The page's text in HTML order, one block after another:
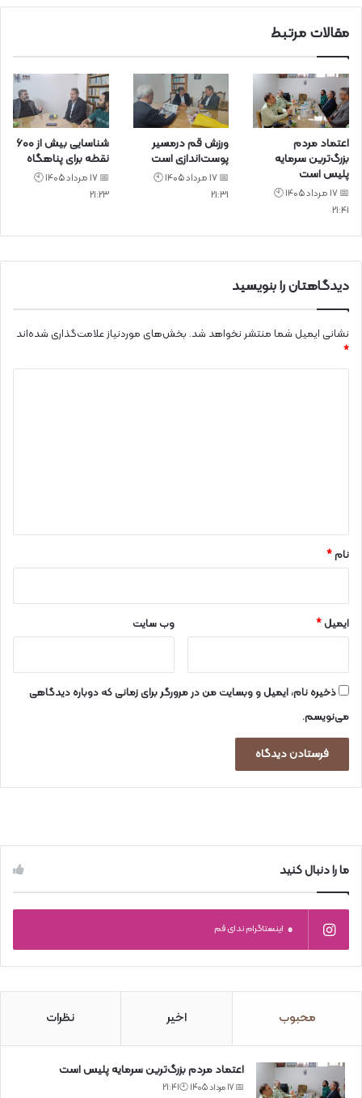
مقالات مرتبط
اعتماد مردم
بزرگ‌ترین سرمایه
پلیس است
📅 17 مرداد 1405 🕙
21:41
ورزش قم درمسیر
پوست‌اندازی است
📅 17 مرداد 1405 🕙
21:31
شناسایی بیش از ۶۰۰
نقطه برای پناهگاه
📅 17 مرداد 1405 🕙
21:23
دیدگاهتان را بنویسید
نشانی ایمیل شما منتشر نخواهد شد. بخش‌های موردنیاز علامت‌گذاری شده‌اند
*
نام*
ایمیل* وب‌ سایت
ذخیره نام، ایمیل و وبسایت من در مرورگر برای زمانی که دوباره دیدگاهی
می‌نویسم.
ما را دنبال کنید
0 اینستاگرام ندای قم
محبوب اخیر نظرات
اعتماد مردم بزرگ‌ترین سرمایه پلیس است
📅 17 مرداد 1405 🕙21:41